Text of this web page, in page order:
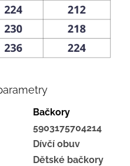
Bačkory
5903175704214
Dívčí obuv
Dětské bačkory